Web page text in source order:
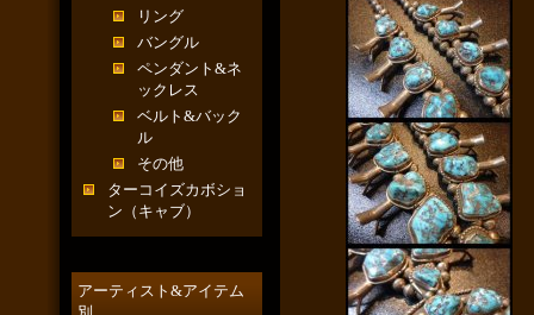
リング
バングル
ペンダント&ネ
ックレス
ベルト&バック
ル
その他
ターコイズカボショ
ン（キャブ）
アーティスト&アイテム